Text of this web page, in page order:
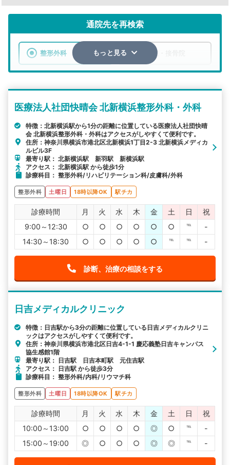
通院先を再検索
整形外科 整骨院・接骨院
検索する
詳細条件で絞り込む
その他の検索方法
駅から探す 院名から探す
もっと見る
医療法人社団快晴会 北新横浜整形外科・外科
特徴：北新横浜駅から1分の距離に位置している医療法人社団快晴
会 北新横浜整形外科・外科はアクセスがしやすくて便利です。
住所：神奈川県横浜市港北区北新横浜1丁目2-3 北新横浜メディカ
ルビル3F
最寄り駅： 北新横浜駅 新羽駅 新横浜駅
アクセス： 北新横浜駅 から徒歩1分
診療科目： 整形外科/リハビリテーション科/皮膚科/外科
整形外科 土曜日 18時以降OK 駅チカ
診療時間 月 火 水 木 金 土 日
祝
9:00～12:30
○ ○ ○ ○ ○ ○ ℡
-
14:30～18:30
○ ○ ○ ○ ○ ℡ ℡ -
診断、治療の相談をする
日吉メディカルクリニック
特徴：日吉駅から3分の距離に位置している日吉メディカルクリニ
ックはアクセスがしやすくて便利です。
住所：神奈川県横浜市港北区日吉4-1-1 慶応義塾日吉キャンパス
協生感館1階
最寄り駅： 日吉駅 日吉本町駅 元住吉駅
アクセス： 日吉駅 から徒歩3分
診療科目： 整形外科/内科/リウマチ科
整形外科 土曜日 18時以降OK 駅チカ
診療時間 月 火 水 木 金 土 日
祝
10:00～13:00
○ ○ ○ ○ ◎ ○ ℡
-
15:00～19:00
◎ ○ ○ ○ ◎ ◎ ℡ -